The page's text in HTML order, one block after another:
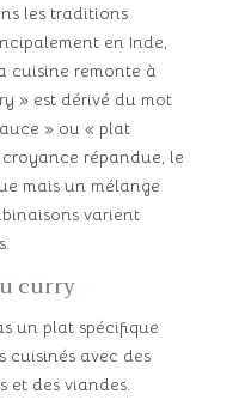
les traditions
en Inde,
cuisine remonte à
» est dérivé du mot
» ou « plat
répandue, le
mais un mélange
varient
curry
un plat spécifique
cuisinés avec des
et des viandes.